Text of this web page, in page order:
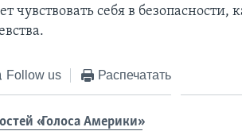
чувствовать себя в безопасности,
Follow us Распечатать
«Голоса Америки»